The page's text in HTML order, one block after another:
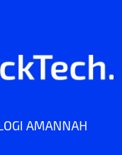
AMANNAH